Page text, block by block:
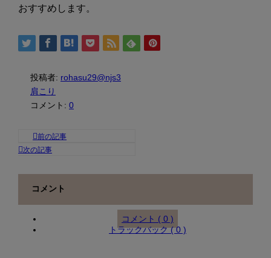
おすすめします。
投稿者: rohasu29@njs3
肩こり
コメント: 0
コメント
コメント ( 0 )
トラックバック ( 0 )